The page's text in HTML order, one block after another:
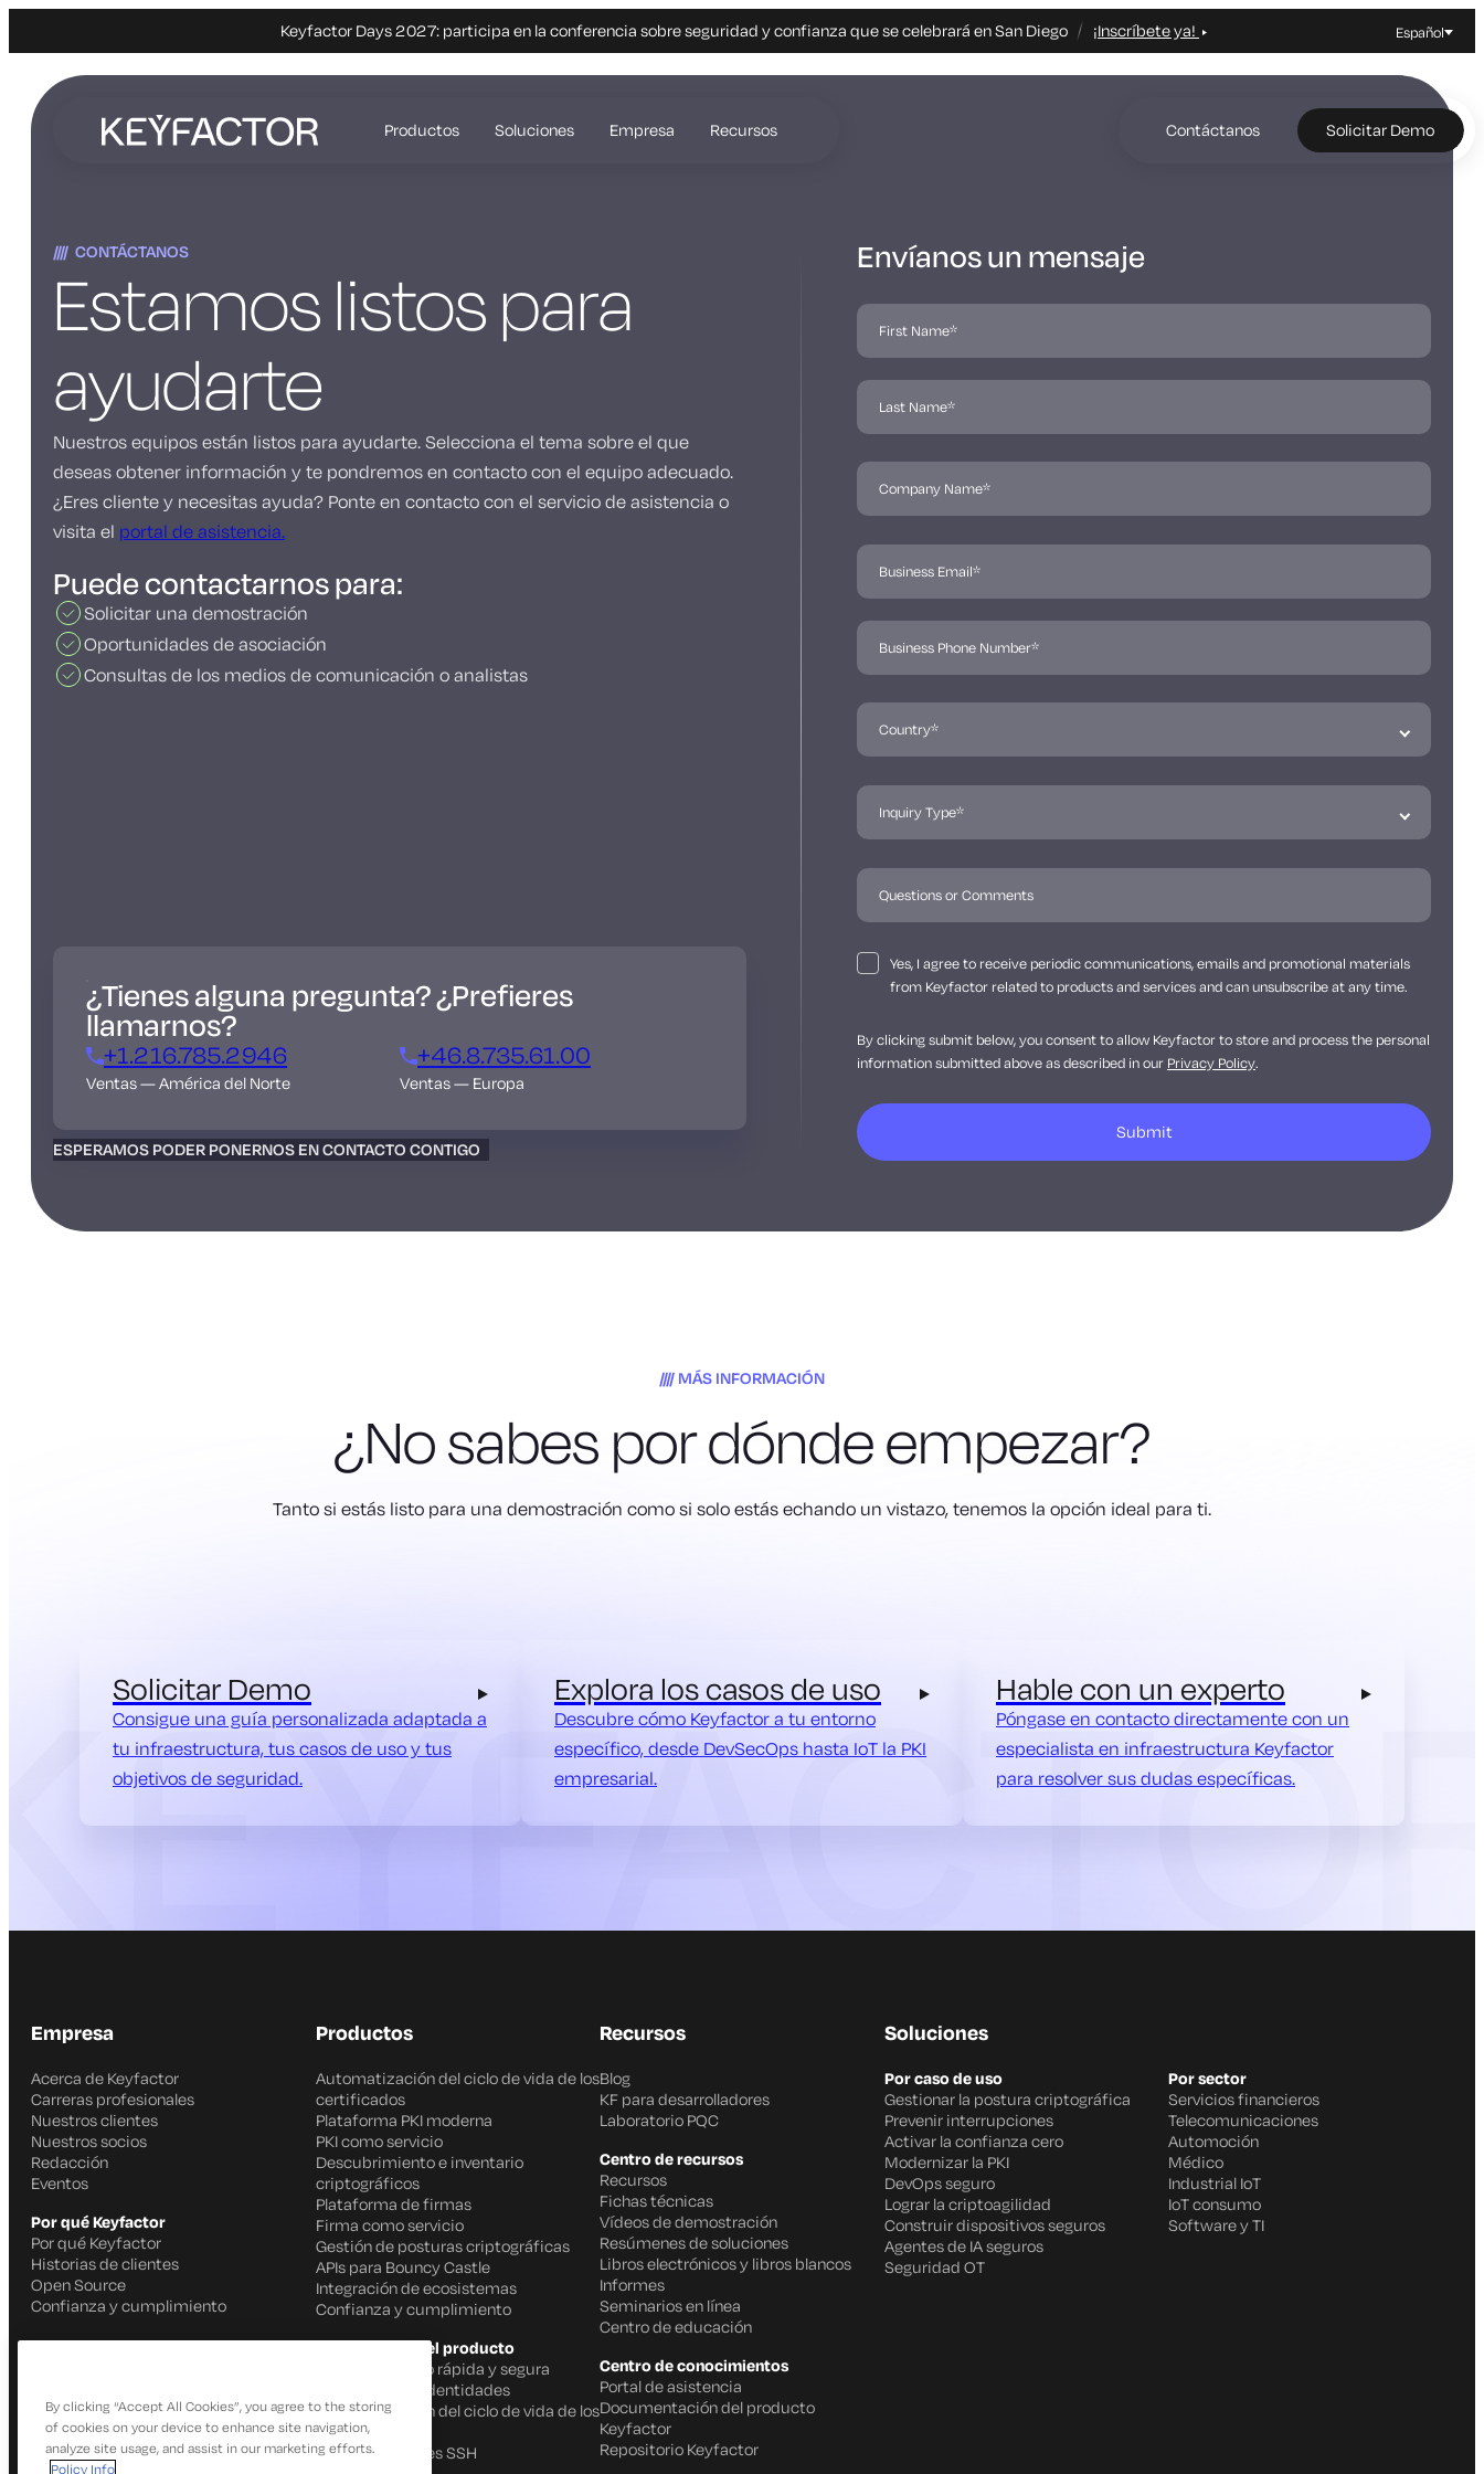
Keyfactor Days 2027: participa en la conferencia sobre seguridad y confianza que se celebrará en San Diego ¡Inscríbete ya! Español
Ir
contenido
principal
Productos Soluciones Empresa Recursos Contáctanos Solicitar Demo
CONTÁCTANOS
Estamos listos para
ayudarte
Nuestros equipos están listos para ayudarte. Selecciona el tema sobre el que
deseas obtener información y te pondremos en contacto con el equipo adecuado.
¿Eres cliente y necesitas ayuda? Ponte en contacto con el servicio de asistencia o
visita el portal de asistencia.
Puede contactarnos para:
Solicitar una demostración
Oportunidades de asociación
Consultas de los medios de comunicación o analistas
¿Tienes alguna pregunta? ¿Prefieres
llamarnos?
+1.216.785.2946
Ventas — América del Norte
+46.8.735.61.00
Ventas — Europa
ESPERAMOS PODER PONERNOS EN CONTACTO CONTIGO
Envíanos un mensaje
Yes, I agree to receive periodic communications, emails and promotional materials
from Keyfactor related to products and services and can unsubscribe at any time.
By clicking submit below, you consent to allow Keyfactor to store and process the personal
information submitted above as described in our Privacy Policy.
MÁS INFORMACIÓN
¿No sabes por dónde empezar?
Tanto si estás listo para una demostración como si solo estás echando un vistazo, tenemos la opción ideal para ti.
Solicitar Demo
Consigue una guía personalizada adaptada a
tu infraestructura, tus casos de uso y tus
objetivos de seguridad.
Explora los casos de uso
Descubre cómo Keyfactor a tu entorno
específico, desde DevSecOps hasta IoT la PKI
empresarial.
Hable con un experto
Póngase en contacto directamente con un
especialista en infraestructura Keyfactor
para resolver sus dudas específicas.
Empresa
Acerca de Keyfactor
Carreras profesionales
Nuestros clientes
Nuestros socios
Redacción
Eventos
Por qué Keyfactor
Por qué Keyfactor
Historias de clientes
Open Source
Confianza y cumplimiento
Productos
Automatización del ciclo de vida de los
certificados
Plataforma PKI moderna
PKI como servicio
Descubrimiento e inventario
criptográficos
Plataforma de firmas
Firma como servicio
Gestión de posturas criptográficas
APIs para Bouncy Castle
Integración de ecosistemas
Confianza y cumplimiento
Capacidades del producto
Firma de código rápida y segura
IoT Gestión de identidades
Automatización del ciclo de vida de los
certificados
Gestión de claves SSH
Recursos
Blog
KF para desarrolladores
Laboratorio PQC
Centro de recursos
Recursos
Fichas técnicas
Vídeos de demostración
Resúmenes de soluciones
Libros electrónicos y libros blancos
Informes
Seminarios en línea
Centro de educación
Centro de conocimientos
Portal de asistencia
Documentación del producto
Keyfactor
Repositorio Keyfactor
Soluciones
Por caso de uso
Gestionar la postura criptográfica
Prevenir interrupciones
Activar la confianza cero
Modernizar la PKI
DevOps seguro
Lograr la criptoagilidad
Construir dispositivos seguros
Agentes de IA seguros
Seguridad OT
Por sector
Servicios financieros
Telecomunicaciones
Automoción
Médico
Industrial IoT
IoT consumo
Software y TI
By clicking “Accept All Cookies”, you agree to the storing
of cookies on your device to enhance site navigation,
analyze site usage, and assist in our marketing efforts.
Policy Info